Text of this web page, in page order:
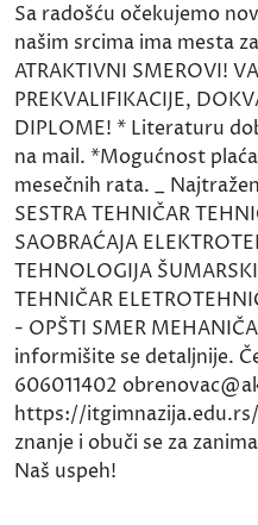
Sa radošću očekujemo
našim srcima ima mesta
ATRAKTIVNI SMEROVI!
PREKVALIFIKACIJE,
DIPLOME! * Literaturu
na mail. *Mogućnost
mesečnih rata. _
SESTRA TEHNIČAR
SAOBRAĆAJA
TEHNOLOGIJA
TEHNIČAR
- OPŠTI SMER
informišite se detaljnije.
606011402
https://
znanje i obuči se za
Naš uspeh!